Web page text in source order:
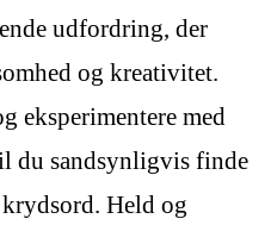
udfordring, der
og kreativitet.
eksperimentere med
du sandsynligvis finde
Held og